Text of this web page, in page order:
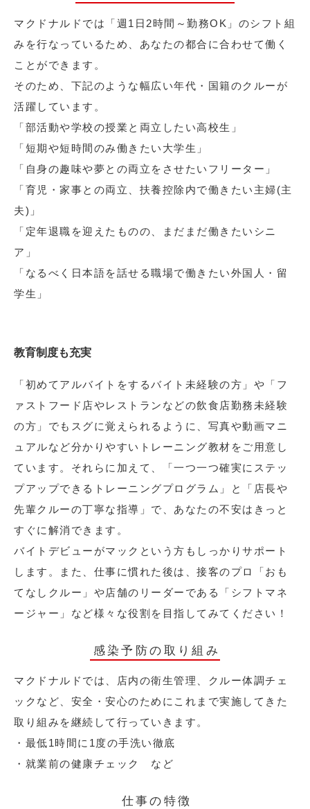
マクドナルドでは「週1日2時間～勤務OK」のシフト組
みを行なっているため、あなたの都合に合わせて働く
ことができます。
そのため、下記のような幅広い年代・国籍のクルーが
活躍しています。
「部活動や学校の授業と両立したい高校生」
「短期や短時間のみ働きたい大学生」
「自身の趣味や夢との両立をさせたいフリーター」
「育児・家事との両立、扶養控除内で働きたい主婦(主
夫)」
「定年退職を迎えたものの、まだまだ働きたいシニ
ア」
「なるべく日本語を話せる職場で働きたい外国人・留
学生」
教育制度も充実
「初めてアルバイトをするバイト未経験の方」や「フ
ァストフード店やレストランなどの飲食店勤務未経験
の方」でもスグに覚えられるように、写真や動画マニ
ュアルなど分かりやすいトレーニング教材をご用意し
ています。それらに加えて、「一つ一つ確実にステッ
プアップできるトレーニングプログラム」と「店長や
先輩クルーの丁寧な指導」で、あなたの不安はきっと
すぐに解消できます。
バイトデビューがマックという方もしっかりサポート
します。また、仕事に慣れた後は、接客のプロ「おも
てなしクルー」や店舗のリーダーである「シフトマネ
ージャー」など様々な役割を目指してみてください！
感染予防の取り組み
マクドナルドでは、店内の衛生管理、クルー体調チェ
ックなど、安全・安心のためにこれまで実施してきた
取り組みを継続して行っていきます。
・最低1時間に1度の手洗い徹底
・就業前の健康チェック など
仕事の特徴